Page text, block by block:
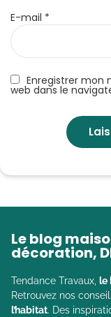
Enregistrer mon
web dans le
E-mail *
Le blog
décoration,
Tendance Travaux, le
Retrouvez nos
l’habitat. Des